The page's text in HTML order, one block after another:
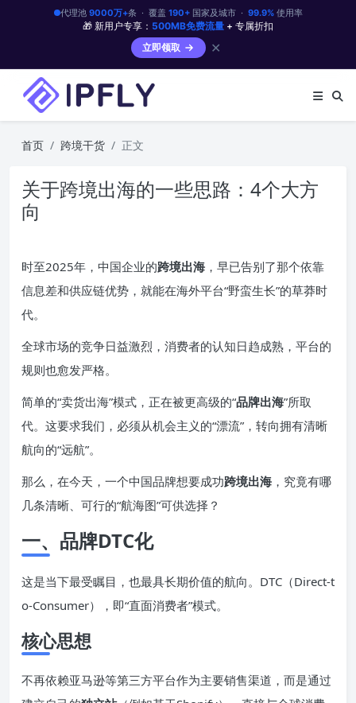
代理池 9000万+条 · 覆盖 190+国家及城市 · 99.9%使用率
🎁 新用户专享： 500MB免费流量 + 专属折扣
立即领取
✕
首页 跨境干货 正文
关于跨境出海的一些思路：4个大方
向
时至2025年，中国企业的跨境出海 ，早已告别了那个依靠
信息差和供应链优势，就能在海外平台“野蛮生长”的草莽时
代。
全球市场的竞争日益激烈，消费者的认知日趋成熟，平台的
规则也愈发严格。
简单的“卖货出海”模式，正在被更高级的“品牌出海”所取
代。这要求我们，必须从机会主义的“漂流”，转向拥有清晰
航向的“远航”。
那么，在今天，一个中国品牌想要成功跨境出海 ，究竟有哪
几条清晰、可行的“航海图”可供选择？
一、品牌DTC化
这是当下最受瞩目，也最具长期价值的航向。DTC（Direct-t
o-Consumer），即“直面消费者”模式。
核心思想
不再依赖亚马逊等第三方平台作为主要销售渠道，而是通过